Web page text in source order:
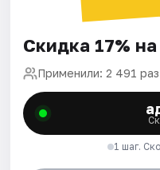
Скидка 17%
Применили: 2 491 раз
1 шаг.